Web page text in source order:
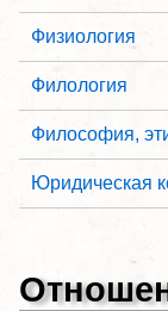
Физиология
Филология
Философия,
Юридическая